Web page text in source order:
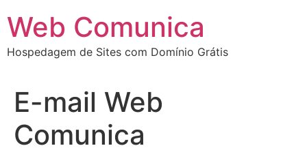
para
conteúdo
Web Comunica
Hospedagem de Sites com Domínio Grátis
E-mail Web
Comunica